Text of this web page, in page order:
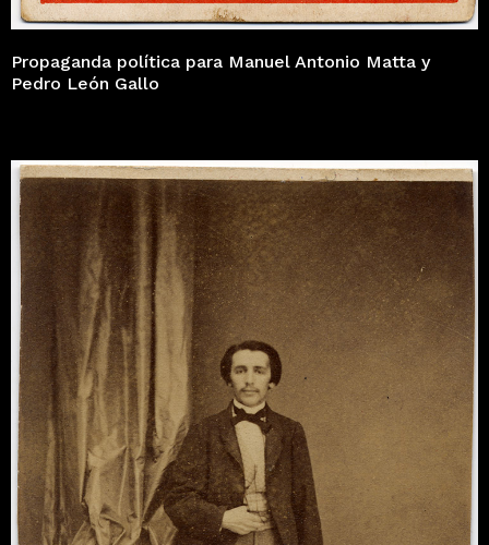
Propaganda política para Manuel Antonio Matta y
Pedro León Gallo